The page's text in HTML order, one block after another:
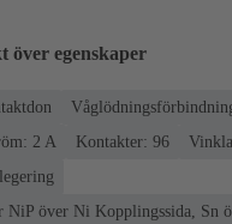
över egenskaper
‌2 A
Kontakter: 96
NiP över Ni Kopplingssida, Sn